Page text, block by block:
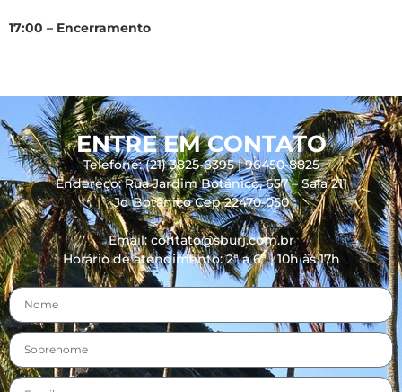
17:00 – Encerramento
ENTRE EM CONTATO
Telefone: (21) 3825-6395 | 96450-8825
Endereço: Rua Jardim Botânico, 657 – Sala 211
Jd Botânico Cep 22470-050
Email: contato@sburj.com.br
Horário de atendimento: 2ª a 6ª | 10h às 17h